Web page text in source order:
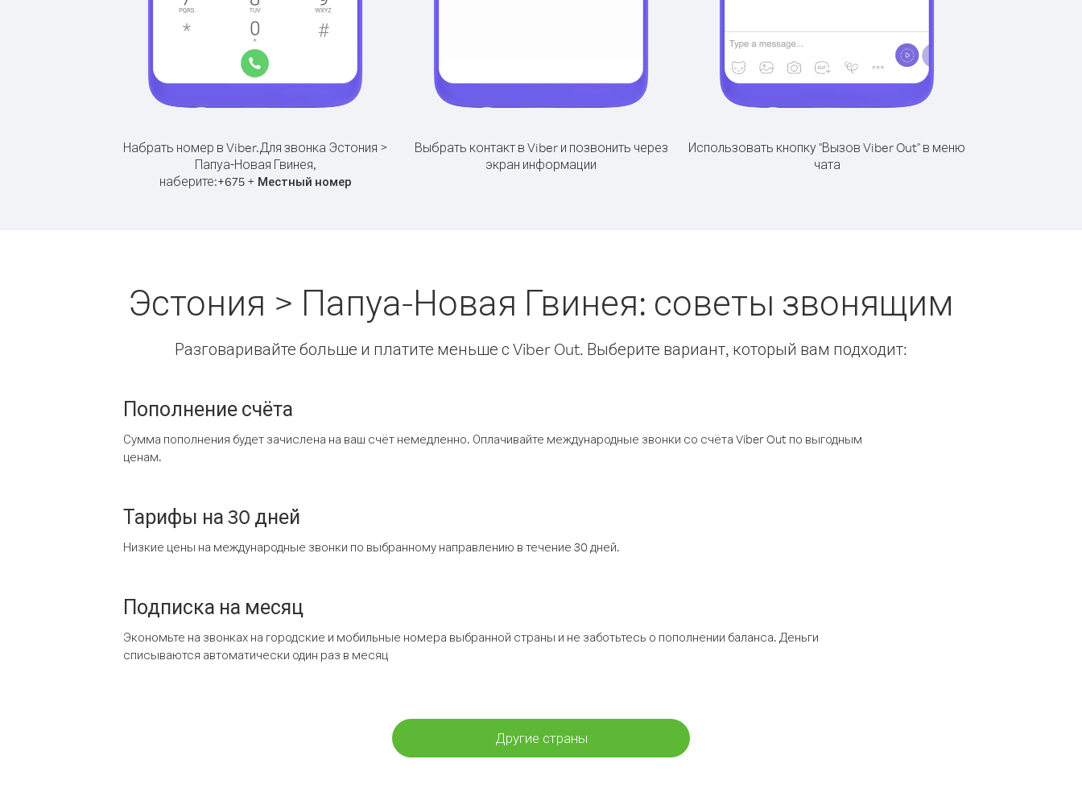
Набрать номер в Viber.Для звонка Эстония >
Папуа-Новая Гвинея,
наберите:+675+ Местный номер
Выбрать контакт в Viber и позвонить через
экран информации
Использовать кнопку "Вызов Viber Out" в меню
чата
Эстония > Папуа-Новая Гвинея: советы звонящим
Разговаривайте больше и платите меньше с Viber Out. Выберите вариант, который вам подходит:
Пополнение счёта
Сумма пополнения будет зачислена на ваш счёт немедленно. Оплачивайте международные звонки со счёта Viber Out по выгодным
ценам.
Тарифы на 30 дней
Низкие цены на международные звонки по выбранному направлению в течение 30 дней.
Подписка на месяц
Экономьте на звонках на городские и мобильные номера выбранной страны и не заботьтесь о пополнении баланса. Деньги
списываются автоматически один раз в месяц
Другие страны